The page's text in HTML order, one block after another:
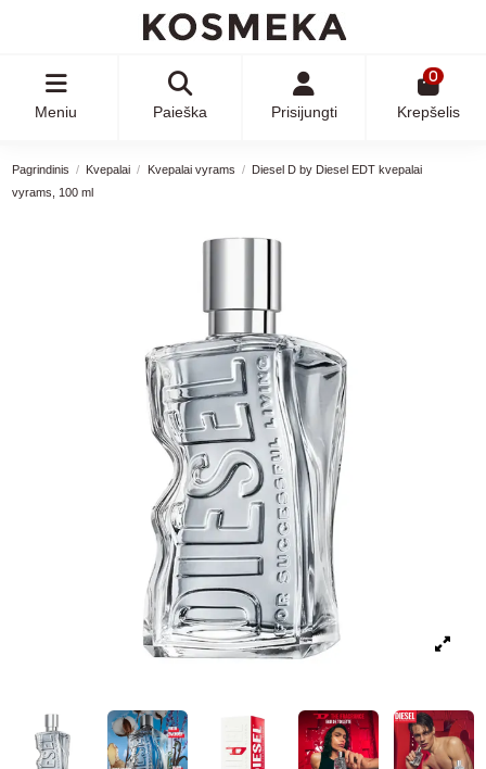
Meniu Paieška Prisijungti
0
Krepšelis
Pagrindinis Kvepalai Kvepalai vyrams
Diesel D by Diesel EDT kvepalai
vyrams, 100 ml